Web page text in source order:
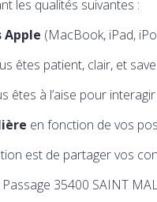
les qualités suivantes :
Apple (MacBook, iPad,
êtes patient, clair, et
êtes à l’aise pour
en fonction de vos
est de partager vos
35400 SAINT